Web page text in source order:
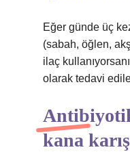
Eğer günde üç
(sabah, öğlen,
ilaç
olarak tedavi
kana